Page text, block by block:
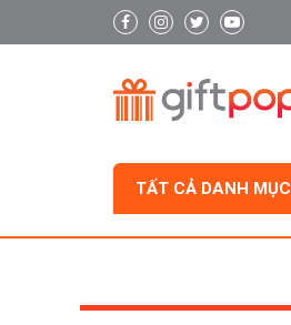
TẤT CẢ DANH MỤC